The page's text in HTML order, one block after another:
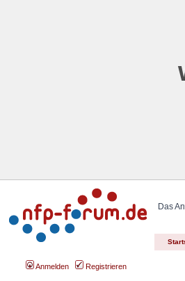
Das
Anmelden Registrieren